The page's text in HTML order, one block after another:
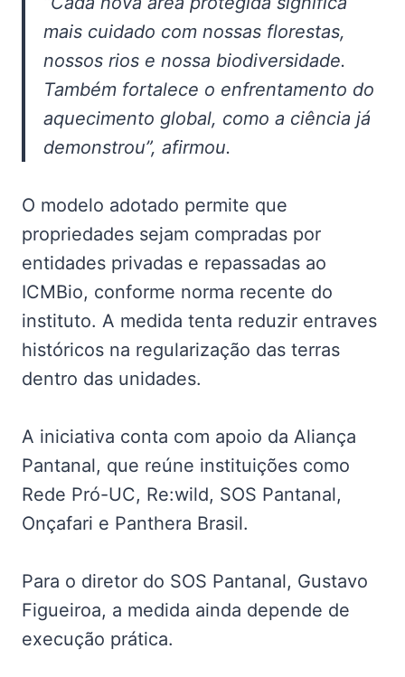
mais cuidado com nossas florestas,
nossos rios e nossa biodiversidade.
Também fortalece o enfrentamento do
aquecimento global, como a ciência já
demonstrou”, afirmou.
O modelo adotado permite que
propriedades sejam compradas por
entidades privadas e repassadas ao
ICMBio, conforme norma recente do
instituto. A medida tenta reduzir entraves
históricos na regularização das terras
dentro das unidades.
A iniciativa conta com apoio da Aliança
Pantanal, que reúne instituições como
Rede Pró-UC, Re:wild, SOS Pantanal,
Onçafari e Panthera Brasil.
Para o diretor do SOS Pantanal, Gustavo
Figueiroa, a medida ainda depende de
execução prática.